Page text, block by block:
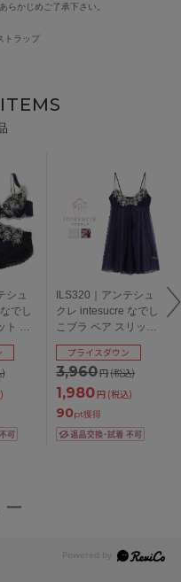
らかじめご了承下さい。
トラップ
シュ
でし
ト 全3
)
ILS320｜アンテシュ
クレ intesucre なでし
こブラ ペア スリップ
全3色 M/L
3,960円(税込)
プライスダウン
1,980円 (税込)
90pt獲得